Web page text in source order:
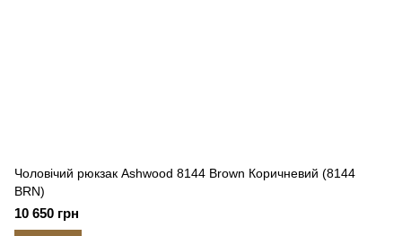
Чоловічий рюкзак Ashwood 8144 Brown Коричневий (8144
BRN)
10 650 грн